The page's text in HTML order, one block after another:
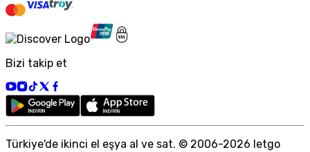
Bizi takip et
Türkiye'de ikinci el eşya al ve sat. © 2006-2026 letgo